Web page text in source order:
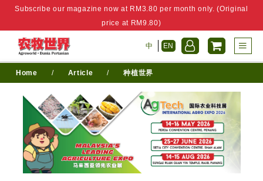
Subscribe our magazine now at RM3.80 per month only. (Original
price at RM9.80)
中 EN
Home / Article / 种植世界